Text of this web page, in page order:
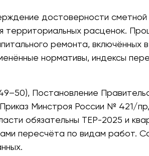
достоверности сметной
расценок.
ремонта, включённых
нормативы, индексы
Постановление
Минстроя России № 421/
обязательны ТЕР-2025 и
пересчёта по видам работ.